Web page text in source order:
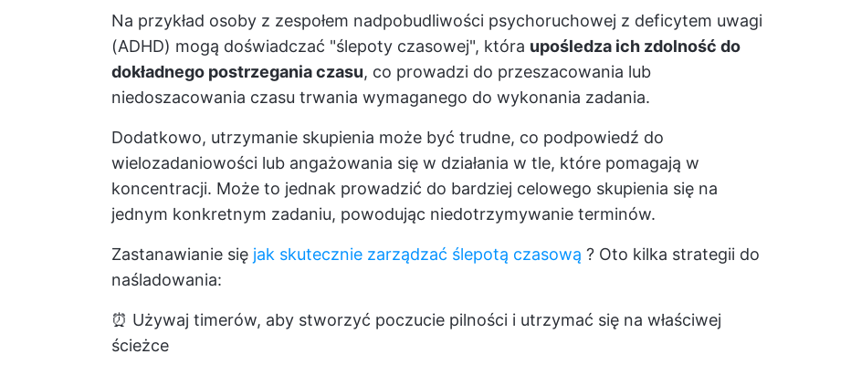
Na przykład osoby z zespołem nadpobudliwości psychoruchowej z deficytem uwagi
(ADHD) mogą doświadczać "ślepoty czasowej", która upośledza ich zdolność do
dokładnego postrzegania czasu, co prowadzi do przeszacowania lub
niedoszacowania czasu trwania wymaganego do wykonania zadania.
Dodatkowo, utrzymanie skupienia może być trudne, co podpowiedź do
wielozadaniowości lub angażowania się w działania w tle, które pomagają w
koncentracji. Może to jednak prowadzić do bardziej celowego skupienia się na
jednym konkretnym zadaniu, powodując niedotrzymywanie terminów.
Zastanawianie się jak skutecznie zarządzać ślepotą czasową ? Oto kilka strategii do
naśladowania:
⏰ Używaj timerów, aby stworzyć poczucie pilności i utrzymać się na właściwej
ścieżce